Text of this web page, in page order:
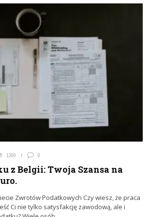
1300 0
z Belgii: Twoja Szansa na
Zwrotów Podatkowych Czy wiesz, że praca
Ci nie tylko satysfakcję zawodową, ale i